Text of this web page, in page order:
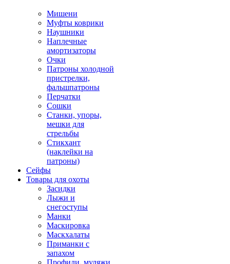
Мишени
Муфты коврики
Наушники
Наплечные
амортизаторы
Очки
Патроны холодной
пристрелки,
фальшпатроны
Перчатки
Сошки
Станки, упоры,
мешки для
стрельбы
Стикхант
(наклейки на
патроны)
Сейфы
Товары для охоты
Засидки
Лыжи и
снегоступы
Манки
Маскировка
Маскхалаты
Приманки с
запахом
Профили, муляжи